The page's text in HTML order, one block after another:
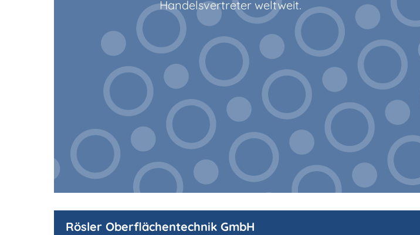
Handelsvertreter weltweit.
Rösler Oberflächentechnik GmbH